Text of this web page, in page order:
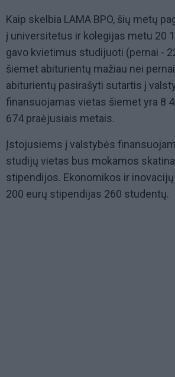
Kaip skelbia LAMA BPO, šių metų
į universitetus ir kolegijas metu 20
gavo kvietimus studijuoti (pernai -
šiemet abiturientų mažiau nei
abiturientų pasirašyti sutartis į
finansuojamas vietas šiemet yra 8
674 praėjusiais metais.
Įstojusiems į valstybės
studijų vietas bus mokamos
stipendijos. Ekonomikos ir
200 eurų stipendijas 260 studentų.